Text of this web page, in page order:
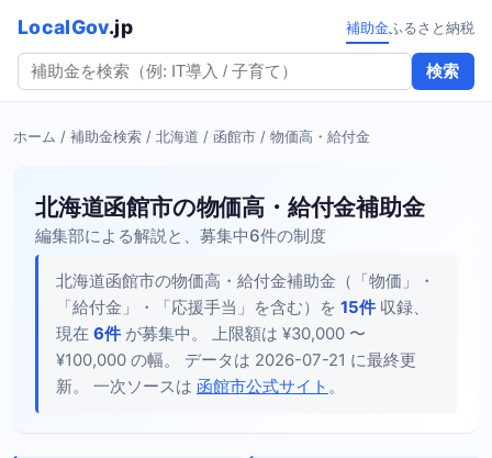
LocalGov.jp
検索
補助金ふるさと納税
ホーム / 補助金検索 / 北海道 / 函館市 / 物価高・給付金
北海道函館市の物価高・給付金補助金
編集部による解説と、募集中6件の制度
北海道函館市の物価高・給付金補助金（「物価」・
「給付金」・「応援手当」を含む）を 15件 収録、
現在 6件 が募集中。 上限額は ¥30,000 〜
¥100,000 の幅。 データは 2026-07-21 に最終更
新。 一次ソースは 函館市公式サイト 。